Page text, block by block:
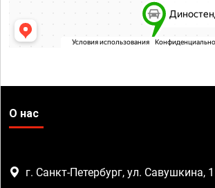
О нас
г. Санкт-Петербург, ул. Савушкина,